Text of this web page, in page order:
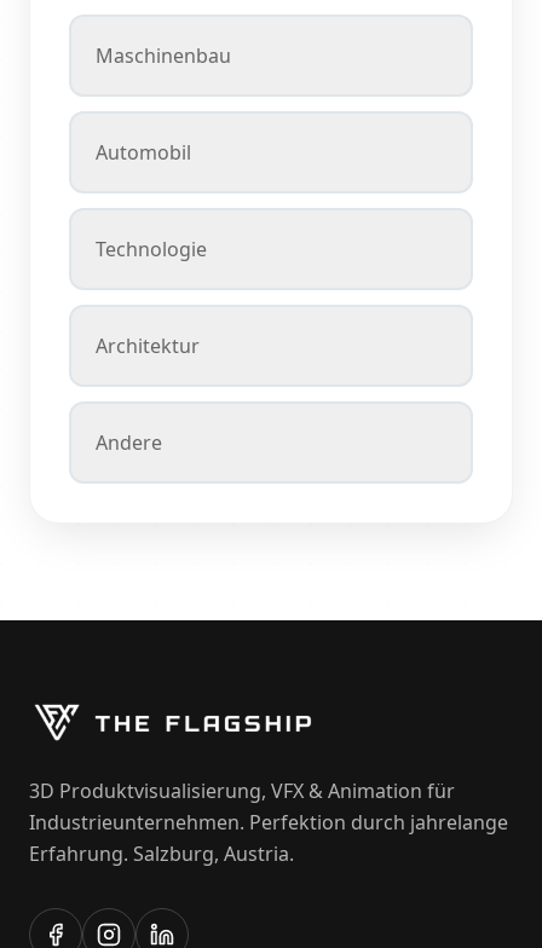
Maschinenbau
Automobil
Technologie
Architektur
Andere
3D Produktvisualisierung, VFX & Animation für
Industrieunternehmen. Perfektion durch jahrelange
Erfahrung. Salzburg, Austria.